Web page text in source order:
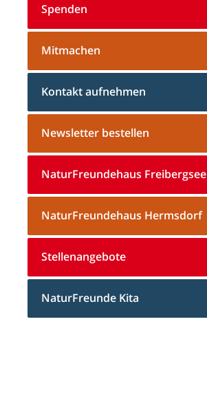
Spenden
Mitmachen
Kontakt aufnehmen
Newsletter bestellen
NaturFreundehaus Freibergsee
NaturFreundehaus Hermsdorf
Stellenangebote
NaturFreunde Kita